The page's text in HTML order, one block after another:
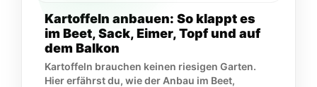
Kartoffeln anbauen: So klappt es
im Beet, Sack, Eimer, Topf und auf
dem Balkon
Kartoffeln brauchen keinen riesigen Garten.
Hier erfährst du, wie der Anbau im Beet,